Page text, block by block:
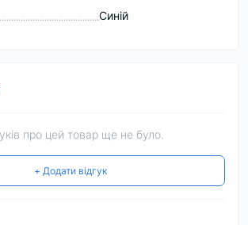
Синій
про цей товар ще не було.
+ Додати відгук